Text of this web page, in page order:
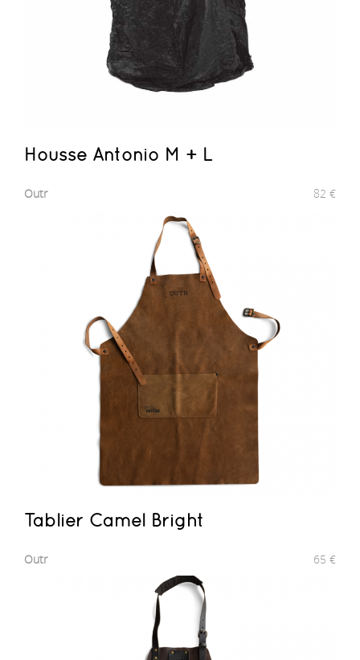
Housse Antonio M + L
Outr 82 €
Tablier Camel Bright
Outr 65 €